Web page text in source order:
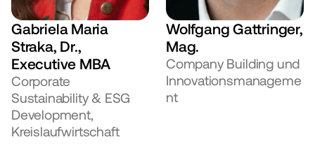
Gabriela Maria
Straka, Dr.,
Executive MBA
Corporate
Sustainability & ESG
Development,
Kreislaufwirtschaft
Wolfgang Gattringer,
Mag.
Company Building und
Innovationsmanageme
nt